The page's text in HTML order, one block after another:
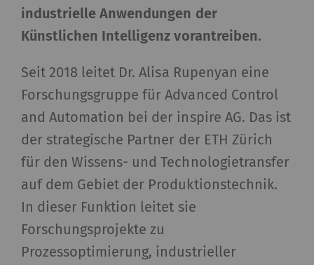
industrielle Anwendungen der
Künstlichen Intelligenz vorantreiben.
Seit 2018 leitet Dr. Alisa Rupenyan eine
Forschungsgruppe für Advanced Control
and Automation bei der inspire AG. Das ist
der strategische Partner der ETH Zürich
für den Wissens- und Technologietransfer
auf dem Gebiet der Produktionstechnik.
In dieser Funktion leitet sie
Forschungsprojekte zu
Prozessoptimierung, industrieller